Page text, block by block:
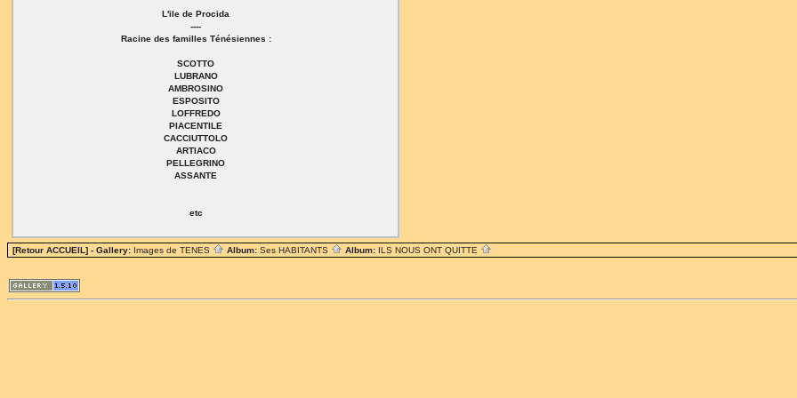
L'ile de Procida
----
Racine des familles Ténésiennes :
SCOTTO
LUBRANO
AMBROSINO
ESPOSITO
LOFFREDO
PIACENTILE
CACCIUTTOLO
ARTIACO
PELLEGRINO
ASSANTE
etc
[Retour ACCUEIL] - Gallery: Images de TENES Album: Ses HABITANTS Album: ILS NOUS ONT QUITTE